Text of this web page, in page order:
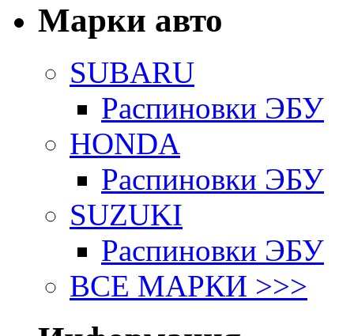
Марки авто
SUBARU
Распиновки ЭБУ
HONDA
Распиновки ЭБУ
SUZUKI
Распиновки ЭБУ
ВСЕ МАРКИ >>>